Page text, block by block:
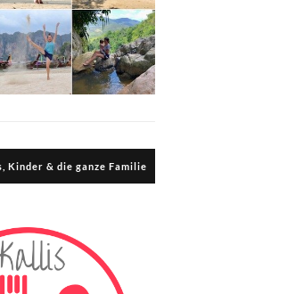
Kinder & die ganze Familie